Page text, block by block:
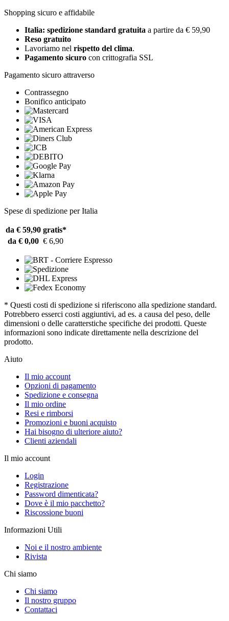
Shopping sicuro e affidabile
Italia: spedizione standard gratuita a partire da € 59,90
Reso gratuito
Lavoriamo nel rispetto del clima.
Pagamento sicuro con crittografia SSL
Pagamento sicuro attraverso
Contrassegno
Bonifico anticipato
Spese di spedizione per Italia
da € 59,90 gratis*
da € 0,00 € 6,90
* Questi costi di spedizione si riferiscono alla spedizione standard.
Potrebbero esserci costi aggiuntivi, ad es. a causa del peso, delle
dimensioni o delle caratterstiche specifiche dei prodotti. Queste
informazioni sono indicate direttamente nella descrizione del
prodotto.
Aiuto
Il mio account
Opzioni di pagamento
Spedizione e consegna
Il mio ordine
Resi e rimborsi
Promozioni e buoni acquisto
Hai bisogno di ulteriore aiuto?
Clienti aziendali
Il mio account
Login
Registrazione
Password dimenticata?
Dove è il mio pacchetto?
Riscossione buoni
Informazioni Utili
Noi e il nostro ambiente
Rivista
Chi siamo
Chi siamo
Il nostro gruppo
Contattaci